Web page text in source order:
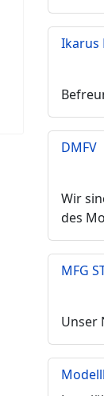
Ikarus
DMFV
Wir
des
MFG
Unser